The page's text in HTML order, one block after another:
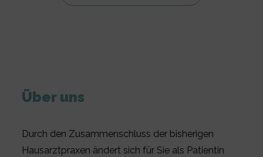
Über uns
Durch den Zusammenschluss der bisherigen
Hausarztpraxen ändert sich für Sie als Patientin